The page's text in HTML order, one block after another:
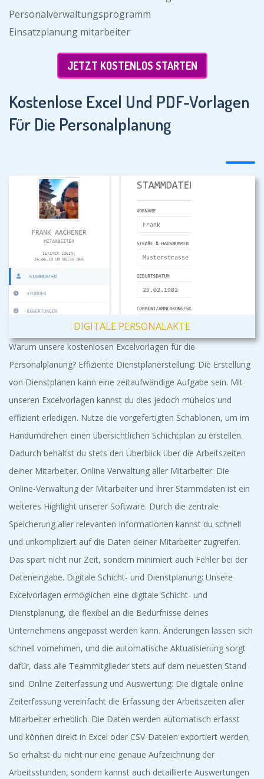
Personalverwaltungsprogramm
Einsatzplanung mitarbeiter
JETZT KOSTENLOS STARTEN
Kostenlose Excel Und PDF-Vorlagen
Für Die Personalplanung
DIGITALE PERSONALAKTE
Warum unsere kostenlosen Excelvorlagen für die
Personalplanung? Effiziente Dienstplanerstellung: Die Erstellung
von Dienstplänen kann eine zeitaufwändige Aufgabe sein. Mit
unseren Excelvorlagen kannst du dies jedoch mühelos und
effizient erledigen. Nutze die vorgefertigten Schablonen, um im
Handumdrehen einen übersichtlichen Schichtplan zu erstellen.
Dadurch behältst du stets den Überblick über die Arbeitszeiten
deiner Mitarbeiter. Online Verwaltung aller Mitarbeiter: Die
Online-Verwaltung der Mitarbeiter und ihrer Stammdaten ist ein
weiteres Highlight unserer Software. Durch die zentrale
Speicherung aller relevanten Informationen kannst du schnell
und unkompliziert auf die Daten deiner Mitarbeiter zugreifen.
Das spart nicht nur Zeit, sondern minimiert auch Fehler bei der
Dateneingabe. Digitale Schicht- und Dienstplanung: Unsere
Excelvorlagen ermöglichen eine digitale Schicht- und
Dienstplanung, die flexibel an die Bedürfnisse deines
Unternehmens angepasst werden kann. Änderungen lassen sich
schnell vornehmen, und die automatische Aktualisierung sorgt
dafür, dass alle Teammitglieder stets auf dem neuesten Stand
sind. Online Zeiterfassung und Auswertung: Die digitale online
Zeiterfassung vereinfacht die Erfassung der Arbeitszeiten aller
Mitarbeiter erheblich. Die Daten werden automatisch erfasst
und können direkt in Excel oder CSV-Dateien exportiert werden.
So erhältst du nicht nur eine genaue Aufzeichnung der
Arbeitsstunden, sondern kannst auch detaillierte Auswertungen